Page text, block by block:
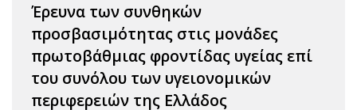
Έρευνα των συνθηκών
προσβασιμότητας στις μονάδες
πρωτοβάθμιας φροντίδας υγείας επί
του συνόλου των υγειονομικών
περιφερειών της Ελλάδος